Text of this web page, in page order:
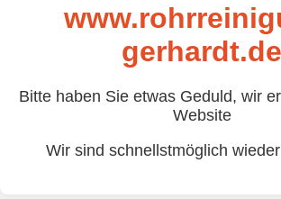
gerhardt.de
Bitte haben Sie etwas Geduld, wir
Website
Wir sind schnellstmöglich